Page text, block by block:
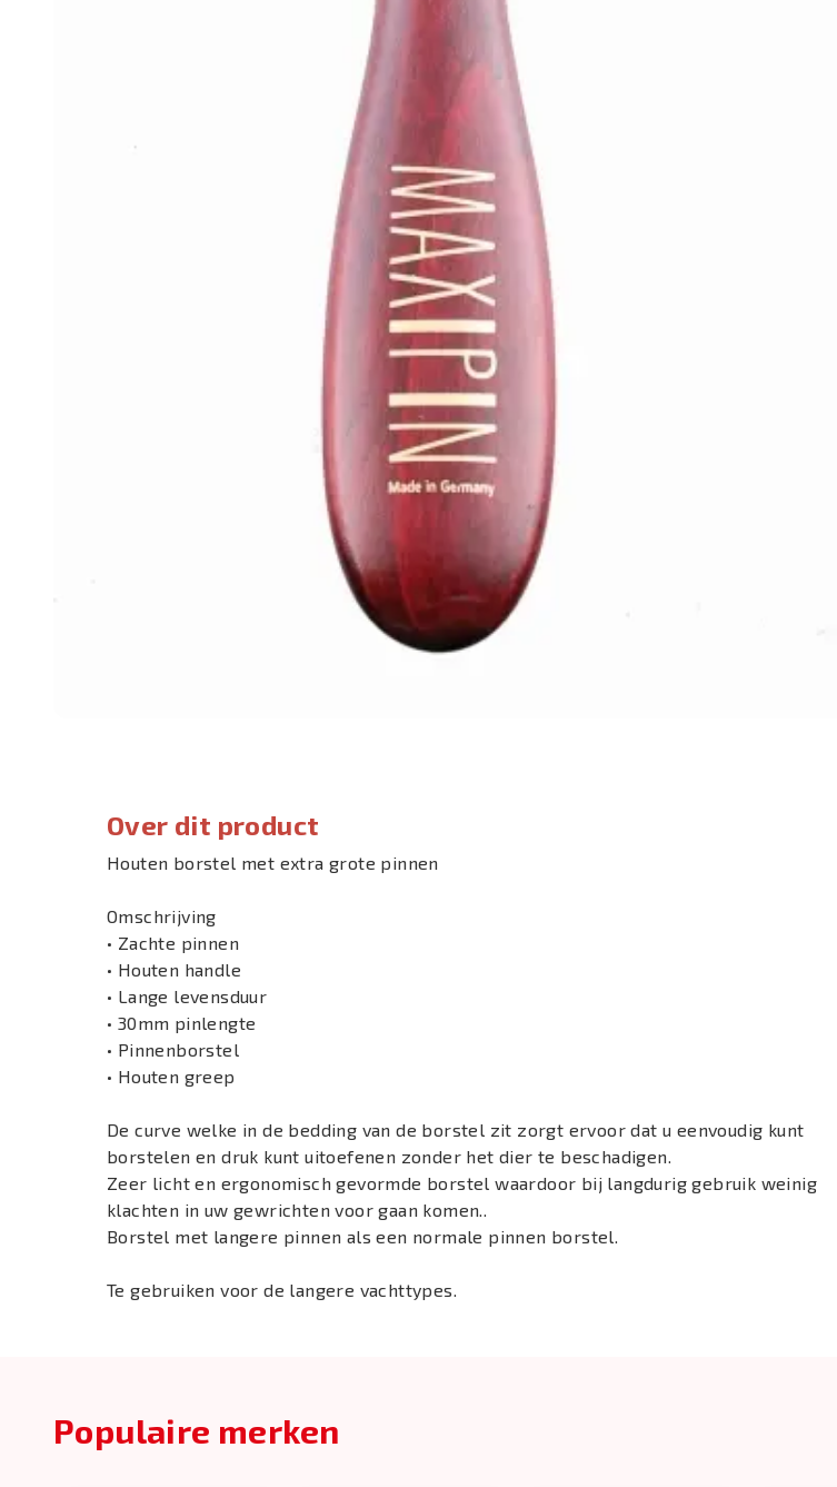
Over dit product
Houten borstel met extra grote pinnen
Omschrijving
• Zachte pinnen
• Houten handle
• Lange levensduur
• 30mm pinlengte
• Pinnenborstel
• Houten greep
De curve welke in de bedding van de borstel zit zorgt ervoor dat u eenvoudig kunt
borstelen en druk kunt uitoefenen zonder het dier te beschadigen.
Zeer licht en ergonomisch gevormde borstel waardoor bij langdurig gebruik weinig
klachten in uw gewrichten voor gaan komen..
Borstel met langere pinnen als een normale pinnen borstel.
Te gebruiken voor de langere vachttypes.
Populaire merken